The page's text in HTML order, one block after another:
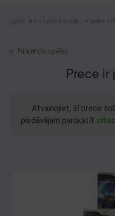
Sākums
Spēļu konsoles
Spēles
Nintendo spēles
Prece
Atvainojiet, šī prece
piedāvājam parskatīt